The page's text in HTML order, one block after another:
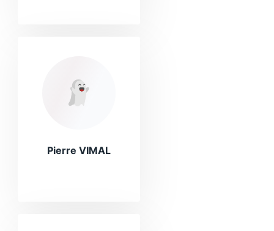
Pierre VIMAL